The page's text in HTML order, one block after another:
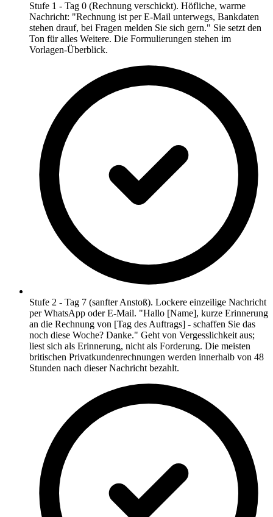
Stufe 1 - Tag 0 (Rechnung verschickt). Höfliche, warme
Nachricht: "Rechnung ist per E-Mail unterwegs, Bankdaten
stehen drauf, bei Fragen melden Sie sich gern." Sie setzt den
Ton für alles Weitere. Die Formulierungen stehen im
Vorlagen-Überblick.
Stufe 2 - Tag 7 (sanfter Anstoß). Lockere einzeilige Nachricht
per WhatsApp oder E-Mail. "Hallo [Name], kurze Erinnerung
an die Rechnung von [Tag des Auftrags] - schaffen Sie das
noch diese Woche? Danke." Geht von Vergesslichkeit aus;
liest sich als Erinnerung, nicht als Forderung. Die meisten
britischen Privatkundenrechnungen werden innerhalb von 48
Stunden nach dieser Nachricht bezahlt.